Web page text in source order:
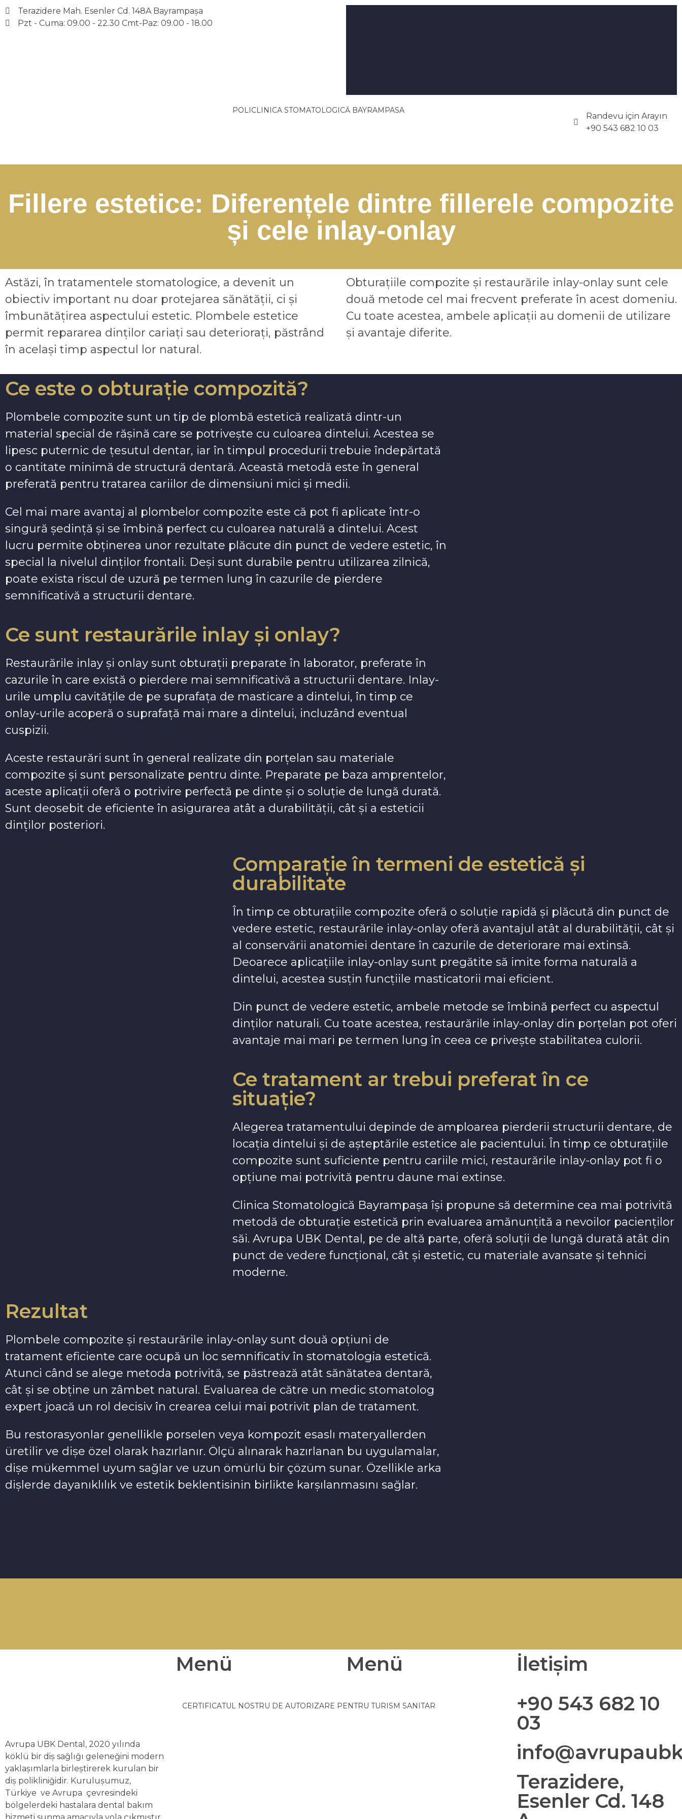
Terazidere Mah. Esenler Cd. 148A Bayrampaşa
Pzt - Cuma: 09.00 - 22.30 Cmt-Paz: 09.00 - 18.00
Avrupa UBK Dental Bayrampaşa
POLICLINICA STOMATOLOGICĂ BAYRAMPASA
Randevu için Arayın
+90 543 682 10 03
Fillere estetice: Diferențele dintre fillerele compozite
și cele inlay-onlay
Astăzi, în tratamentele stomatologice, a devenit un
obiectiv important nu doar protejarea sănătății, ci și
îmbunătățirea aspectului estetic. Plombele estetice
permit repararea dinților cariați sau deteriorați, păstrând
în același timp aspectul lor natural.
Obturațiile compozite și restaurările inlay-onlay sunt cele
două metode cel mai frecvent preferate în acest domeniu.
Cu toate acestea, ambele aplicații au domenii de utilizare
și avantaje diferite.
Ce este o obturație compozită?
Plombele compozite sunt un tip de plombă estetică realizată dintr-un
material special de rășină care se potrivește cu culoarea dintelui. Acestea se
lipesc puternic de țesutul dentar, iar în timpul procedurii trebuie îndepărtată
o cantitate minimă de structură dentară. Această metodă este în general
preferată pentru tratarea cariilor de dimensiuni mici și medii.
Cel mai mare avantaj al plombelor compozite este că pot fi aplicate într-o
singură ședință și se îmbină perfect cu culoarea naturală a dintelui. Acest
lucru permite obținerea unor rezultate plăcute din punct de vedere estetic, în
special la nivelul dinților frontali. Deși sunt durabile pentru utilizarea zilnică,
poate exista riscul de uzură pe termen lung în cazurile de pierdere
semnificativă a structurii dentare.
Ce sunt restaurările inlay și onlay?
Restaurările inlay și onlay sunt obturații preparate în laborator, preferate în
cazurile în care există o pierdere mai semnificativă a structurii dentare. Inlay-
urile umplu cavitățile de pe suprafața de masticare a dintelui, în timp ce
onlay-urile acoperă o suprafață mai mare a dintelui, incluzând eventual
cuspizii.
Aceste restaurări sunt în general realizate din porțelan sau materiale
compozite și sunt personalizate pentru dinte. Preparate pe baza amprentelor,
aceste aplicații oferă o potrivire perfectă pe dinte și o soluție de lungă durată.
Sunt deosebit de eficiente în asigurarea atât a durabilității, cât și a esteticii
dinților posteriori.
Comparație în termeni de estetică și
durabilitate
În timp ce obturațiile compozite oferă o soluție rapidă și plăcută din punct de
vedere estetic, restaurările inlay-onlay oferă avantajul atât al durabilității, cât și
al conservării anatomiei dentare în cazurile de deteriorare mai extinsă.
Deoarece aplicațiile inlay-onlay sunt pregătite să imite forma naturală a
dintelui, acestea susțin funcțiile masticatorii mai eficient.
Din punct de vedere estetic, ambele metode se îmbină perfect cu aspectul
dinților naturali. Cu toate acestea, restaurările inlay-onlay din porțelan pot oferi
avantaje mai mari pe termen lung în ceea ce privește stabilitatea culorii.
Ce tratament ar trebui preferat în ce
situație?
Alegerea tratamentului depinde de amploarea pierderii structurii dentare, de
locația dintelui și de așteptările estetice ale pacientului. În timp ce obturațiile
compozite sunt suficiente pentru cariile mici, restaurările inlay-onlay pot fi o
opțiune mai potrivită pentru daune mai extinse.
Clinica Stomatologică Bayrampașa își propune să determine cea mai potrivită
metodă de obturație estetică prin evaluarea amănunțită a nevoilor pacienților
săi. Avrupa UBK Dental, pe de altă parte, oferă soluții de lungă durată atât din
punct de vedere funcțional, cât și estetic, cu materiale avansate și tehnici
moderne.
Rezultat
Plombele compozite și restaurările inlay-onlay sunt două opțiuni de
tratament eficiente care ocupă un loc semnificativ în stomatologia estetică.
Atunci când se alege metoda potrivită, se păstrează atât sănătatea dentară,
cât și se obține un zâmbet natural. Evaluarea de către un medic stomatolog
expert joacă un rol decisiv în crearea celui mai potrivit plan de tratament.
Bu restorasyonlar genellikle porselen veya kompozit esaslı materyallerden
üretilir ve dişe özel olarak hazırlanır. Ölçü alınarak hazırlanan bu uygulamalar,
dişe mükemmel uyum sağlar ve uzun ömürlü bir çözüm sunar. Özellikle arka
dişlerde dayanıklılık ve estetik beklentisinin birlikte karşılanmasını sağlar.
Avrupa UBK Dental, 2020 yılında
köklü bir diş sağlığı geleneğini modern
yaklaşımlarla birleştirerek kurulan bir
diş polikliniğidir. Kuruluşumuz,
Türkiye ve Avrupa çevresindeki
bölgelerdeki hastalara dental bakım
Menü
CERTIFICATUL NOSTRU DE AUTORIZARE PENTRU TURISM SANITAR
Menü
İletişim
+90 543 682 10
03
Terazidere,
Esenler Cd. 148